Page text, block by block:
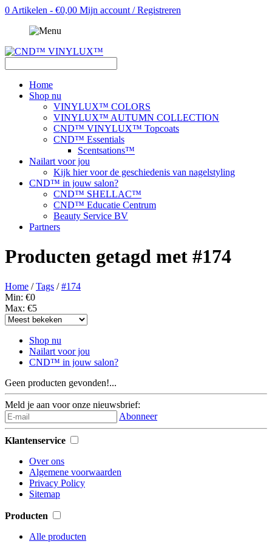
0 Artikelen - €0,00 Mijn account / Registreren
Home
Shop nu
VINYLUX™ COLORS
VINYLUX™ AUTUMN COLLECTION
CND™ VINYLUX™ Topcoats
CND™ Essentials
Scentsations™
Nailart voor jou
Kijk hier voor de geschiedenis van nagelstyling
CND™ in jouw salon?
CND™ SHELLAC™
CND™ Educatie Centrum
Beauty Service BV
Partners
Producten getagd met #174
Home /Tags /#174
Min: €0
Max: €5
Shop nu
Nailart voor jou
CND™ in jouw salon?
Geen producten gevonden!...
Meld je aan voor onze nieuwsbrief:
Abonneer
Klantenservice
Over ons
Algemene voorwaarden
Privacy Policy
Sitemap
Producten
Alle producten